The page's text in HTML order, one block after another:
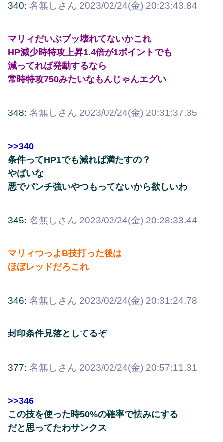
340: 名無しさん 2023/02/24(金) 20:23:43.84
マリィだいぶブッ壊れてないかこれ
HP減少時特攻上昇1.4倍が1ポイントでも
減ってれば発動するなら
常時特攻750みたいなもんじゃんエグい
348: 名無しさん 2023/02/24(金) 20:31:37.35
>>340
条件ってHP1でも減れば満たすの？
やばいな
悪でパンチ強いやつもってないから欲しいわ
345: 名無しさん 2023/02/24(金) 20:28:33.44
マリィつっよB技打った後は
ほぼレッドだろこれ
346: 名無しさん 2023/02/24(金) 20:31:24.78
封印条件見落としてるぞ
377: 名無しさん 2023/02/24(金) 20:57:11.31
>>346
この技を使った時50%の確率で怯みにする
だと思ってたわサンクス